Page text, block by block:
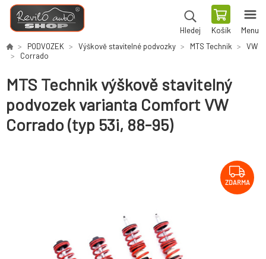
Hledej Košík Menu
PODVOZEK Výškově stavitelné podvozky MTS Technik
VW
Corrado
MTS Technik výškově stavitelný
podvozek varianta Comfort VW
Corrado (typ 53i, 88-95)
ZDARMA